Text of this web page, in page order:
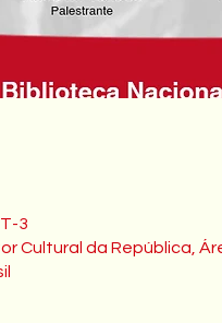
3
Cultural da República,